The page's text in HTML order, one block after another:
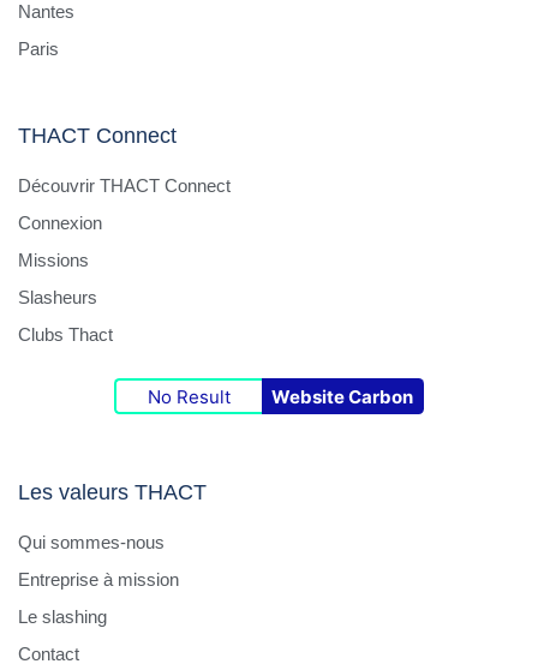
Nantes
Paris
THACT Connect
Découvrir THACT Connect
Connexion
Missions
Slasheurs
Clubs Thact
No Result Website Carbon
Les valeurs THACT
Qui sommes-nous
Entreprise à mission
Le slashing
Contact